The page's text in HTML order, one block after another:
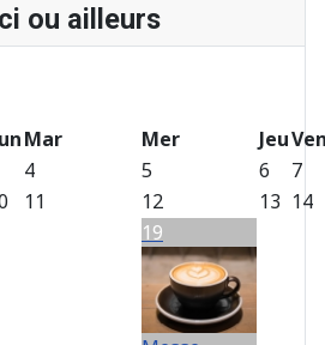
ou ailleurs
Mar Mer Jeu
4 5 6
7
11 12 13 14
19